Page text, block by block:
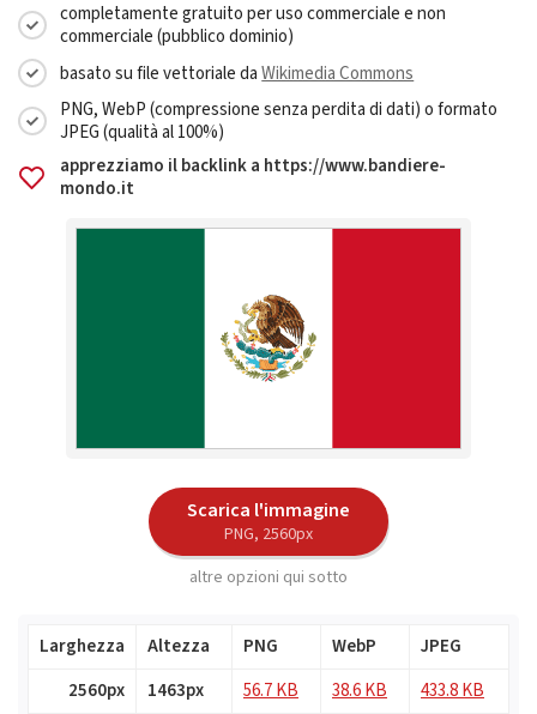
completamente gratuito per uso commerciale e non
commerciale (pubblico dominio)
basato su file vettoriale daWikimedia Commons
PNG, WebP (compressione senza perdita di dati) o formato
JPEG (qualità al 100%)
apprezziamo il backlink a https://www.bandiere-
mondo.it
Scarica l'immagine
PNG, 2560px
altre opzioni qui sotto
Larghezza Altezza PNG WebP
JPEG
2560px
1463px 56.7 KB 38.6 KB
433.8 KB